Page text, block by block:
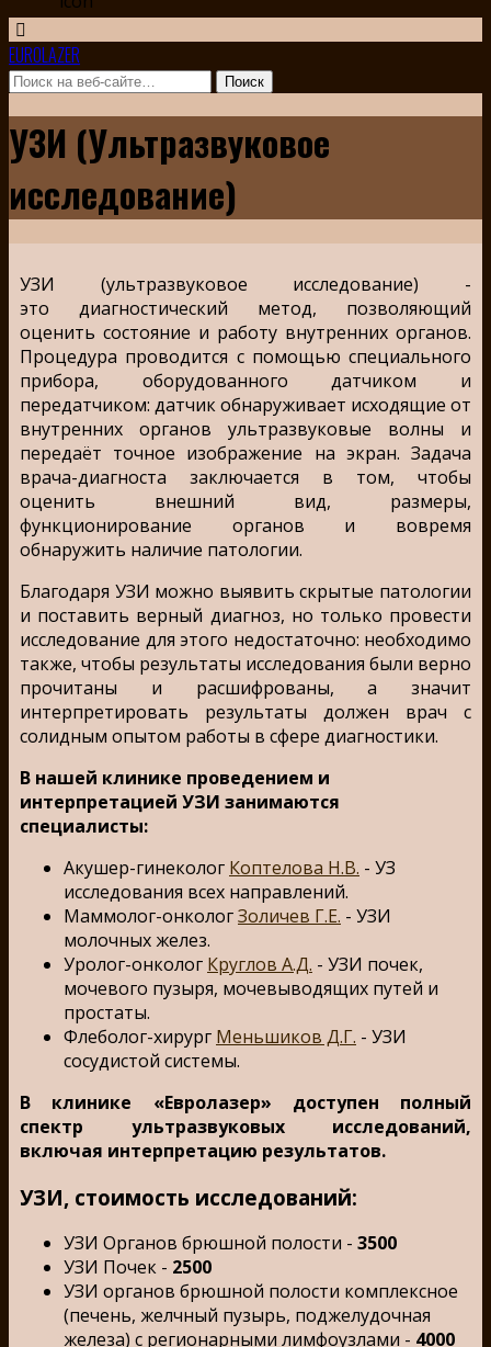
EUROLAZER
УЗИ (Ультразвуковое
исследование)
УЗИ (ультразвуковое исследование) -
это диагностический метод, позволяющий
оценить состояние и работу внутренних органов.
Процедура проводится с помощью специального
прибора, оборудованного датчиком и
передатчиком: датчик обнаруживает исходящие от
внутренних органов ультразвуковые волны и
передаёт точное изображение на экран. Задача
врача-диагноста заключается в том, чтобы
оценить внешний вид, размеры,
функционирование органов и вовремя
обнаружить наличие патологии.
Благодаря УЗИ можно выявить скрытые патологии
и поставить верный диагноз, но только провести
исследование для этого недостаточно: необходимо
также, чтобы результаты исследования были верно
прочитаны и расшифрованы, а значит
интерпретировать результаты должен врач с
солидным опытом работы в сфере диагностики.
В нашей клинике проведением и
интерпретацией УЗИ занимаются
специалисты:
Акушер-гинеколог Коптелова Н.В. - УЗ
исследования всех направлений.
Маммолог-онкологЗоличев Г.Е. - УЗИ
молочных желез.
Уролог-онколог Круглов А.Д. - УЗИ почек,
мочевого пузыря, мочевыводящих путей и
простаты.
Флеболог-хирург Меньшиков Д.Г. - УЗИ
сосудистой системы.
В клинике «Евролазер» доступен полный
спектр ультразвуковых исследований,
включая интерпретацию результатов.
УЗИ, стоимость исследований:
УЗИ Органов брюшной полости - 3500
УЗИ Почек - 2500
УЗИ органов брюшной полости комплексное
(печень, желчный пузырь, поджелудочная
железа) с регионарными лимфоузлами - 4000